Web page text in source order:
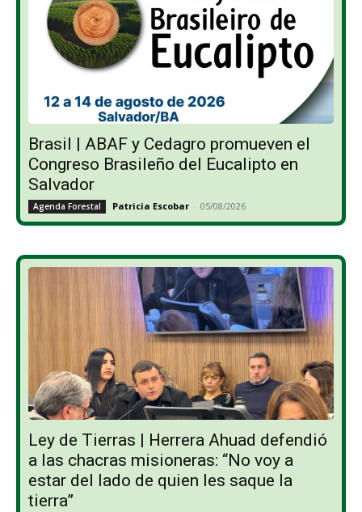
Brasil | ABAF y Cedagro promueven el
Congreso Brasileño del Eucalipto en
Salvador
Agenda Forestal Patricia Escobar - 05/08/2026
Ley de Tierras | Herrera Ahuad defendió
a las chacras misioneras: “No voy a
estar del lado de quien les saque la
tierra”